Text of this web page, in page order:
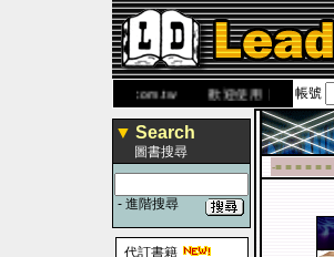
www.leaderbook.com.tw歡迎使用 國民旅遊卡！！
帳號
▼ Search
圖書搜尋
- 進階搜尋
代訂書籍
-■ ■ ■ ■ ■ ■